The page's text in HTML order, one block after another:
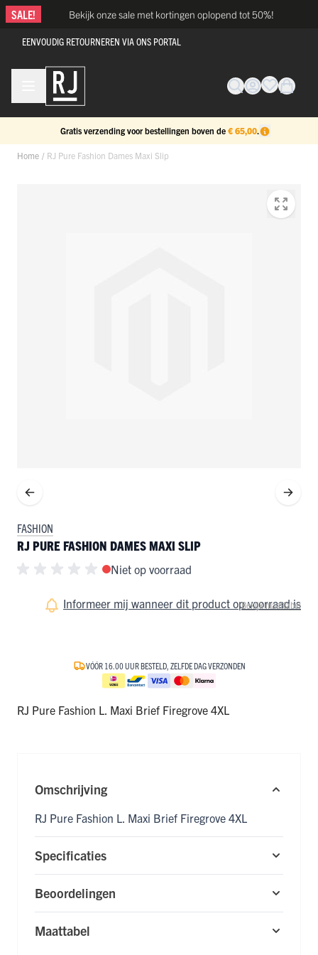
Ga naar de inhoud
SALE! Bekijk onze sale met kortingen oplopend tot 50%!
EENVOUDIG RETOURNEREN VIA ONS PORTAL
Gratis verzending voor bestellingen boven de € 65,00.
Home / RJ Pure Fashion Dames Maxi Slip
FASHION
RJ PURE FASHION DAMES MAXI SLIP
Niet op voorraad
Bekijk maattabel
Informeer mij wanneer dit product op voorraad is
VÓÓR 16.00 UUR BESTELD, ZELFDE DAG VERZONDEN
RJ Pure Fashion L. Maxi Brief Firegrove 4XL
Omschrijving
RJ Pure Fashion L. Maxi Brief Firegrove 4XL
Specificaties
Beoordelingen
Maattabel